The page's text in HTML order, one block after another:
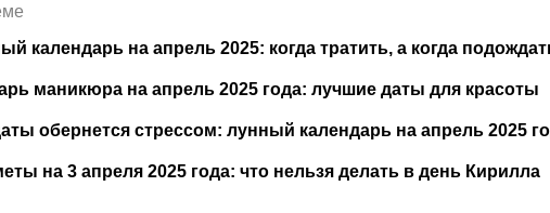
календарь на апрель 2025: когда тратить, а когда
маникюра на апрель 2025 года: лучшие даты для красоты
обернется стрессом: лунный календарь на апрель 2025
на 3 апреля 2025 года: что нельзя делать в день Кирилла